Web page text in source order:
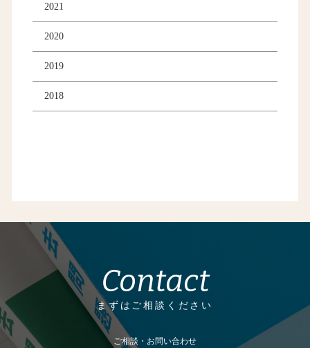
2021
2020
2019
2018
Contact
まずはご相談ください
ご相談・お問い合わせ